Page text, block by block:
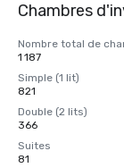
Chambres
Nombre total de
1 187
Simple (1 lit)
821
Double (2 lits)
366
Suites
81